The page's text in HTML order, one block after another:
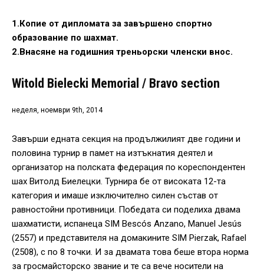
1.Копие от дипломата за завършено спортно
образование по шахмат.
2.Внасяне на годишния треньорски членски внос.
Witold Bielecki Memorial / Bravo section
неделя, ноември 9th, 2014
Завърши едната секция на продължилият две години и
половина турнир в памет на изтъкнатия деятел и
организатор на полската федерация по кореспондентен
шах Витолд Биелецки. Турнира бе от високата 12-та
категория и имаше изключително силен състав от
равностойни противници. Победата си поделиха двама
шахматисти, испанеца SIM Bescós Anzano, Manuel Jesús
(2557) и представителя на домакините SIM Pierzak, Rafael
(2508), с по 8 точки. И за двамата това беше втора норма
за гросмайсторско звание и те са вече носители на